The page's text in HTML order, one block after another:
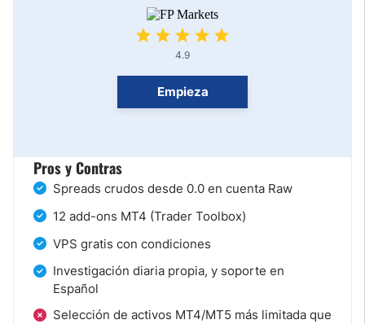
4.9
Empieza
Pros y Contras
Spreads crudos desde 0.0 en cuenta Raw
12 add-ons MT4 (Trader Toolbox)
VPS gratis con condiciones
Investigación diaria propia, y soporte en
Español
Selección de activos MT4/MT5 más limitada que